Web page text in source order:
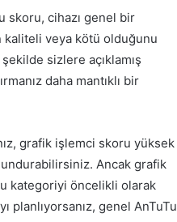
skoru, cihazı genel bir
kaliteli veya kötü olduğunu
sizlere açıklamış
daha mantıklı bir
grafik işlemci skoru yüksek
Ancak grafik
kategoriyi öncelikli olarak
genel AnTuTu